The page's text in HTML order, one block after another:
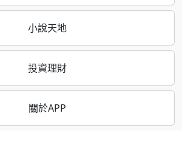
小說天地
投資理財
關於APP